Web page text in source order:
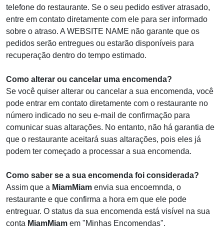
telefone do restaurante. Se o seu pedido estiver atrasado,
entre em contato diretamente com ele para ser informado
sobre o atraso. A WEBSITE NAME não garante que os
pedidos serão entregues ou estarão disponíveis para
recuperação dentro do tempo estimado.
Como alterar ou cancelar uma encomenda?
Se você quiser alterar ou cancelar a sua encomenda, você
pode entrar em contato diretamente com o restaurante no
número indicado no seu e-mail de confirmação para
comunicar suas altarações. No entanto, não há garantia de
que o restaurante aceitará suas altarações, pois eles já
podem ter começado a processar a sua encomenda.
Como saber se a sua encomenda foi considerada?
Assim que a MiamMiam envia sua encoemnda, o
restaurante e que confirma a hora em que ele pode
entreguar. O status da sua encomenda está visível na sua
conta MiamMiam em "Minhas Encomendas".